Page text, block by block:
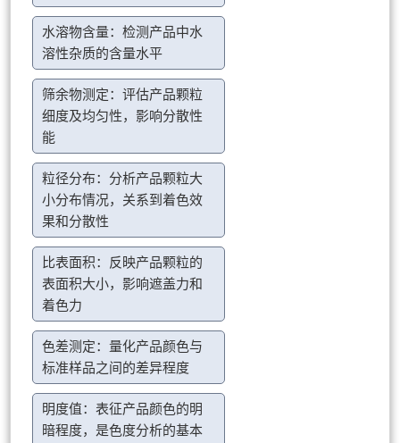
水溶物含量：检测产品中水
溶性杂质的含量水平
筛余物测定：评估产品颗粒
细度及均匀性，影响分散性
能
粒径分布：分析产品颗粒大
小分布情况，关系到着色效
果和分散性
比表面积：反映产品颗粒的
表面积大小，影响遮盖力和
着色力
色差测定：量化产品颜色与
标准样品之间的差异程度
明度值：表征产品颜色的明
暗程度，是色度分析的基本